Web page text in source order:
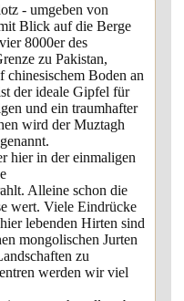
- umgeben von
Blick auf die Berge
8000er des
zu Pakistan,
chinesischem Boden an
der ideale Gipfel für
und ein traumhafter
wird der Muztagh
hier in der einmaligen
Alleine schon die
wert. Viele Eindrücke
lebenden Hirten sind
mongolischen Jurten
zu
werden wir viel